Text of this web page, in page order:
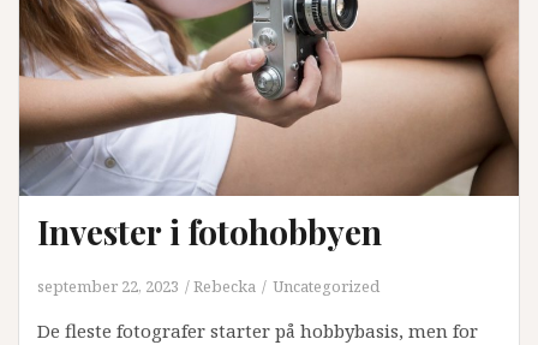
Invester i fotohobbyen
september 22, 2023 Rebecka Uncategorized
De fleste fotografer starter på hobbybasis, men for